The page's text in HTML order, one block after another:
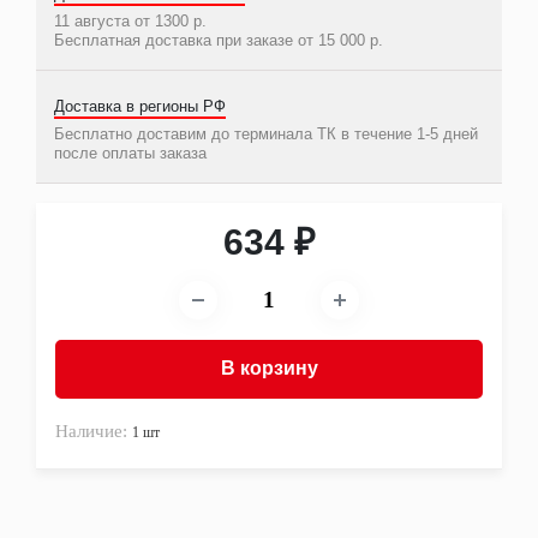
Другое
Фильтры
Для антифриза
Масляные
Сажевые
Салонные
Фильтры картера двигателя (салуна)
Фильтры сепараторы влагоотделители-
Фильтры трансмиссионные (АКПП)
Втулки
Наконечники рулевых тяг
Пыльники рулевых тяг
11 августа от 1300 р.
Бесплатная доставка при заказе от 15 000 р.
Доставка в регионы РФ
Бесплатно доставим до терминала ТК в течение 1-5 дней
после оплаты заказа
634 ₽
В корзину
Наличие: 1 шт